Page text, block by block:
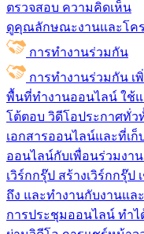
ตรวจสอบ ความคิดเห็น
ดูคุณลักษณะงานและโค
การทำงานร่วมกัน
การทำงานร่วมกัน เ
พื้นที่ทำงานออนไลน์ ใช้
โต้ตอบ วิดีโอประกาศทั่ว
เอกสารออนไลน์และที่เก็
ออนไลน์กับเพื่อนร่วมงา
เวิร์กกรุ๊ป สร้างเวิร์กกรุ๊ป
ถึง และทำงานกับงานแล
การประชุมออนไลน์ ทำไ